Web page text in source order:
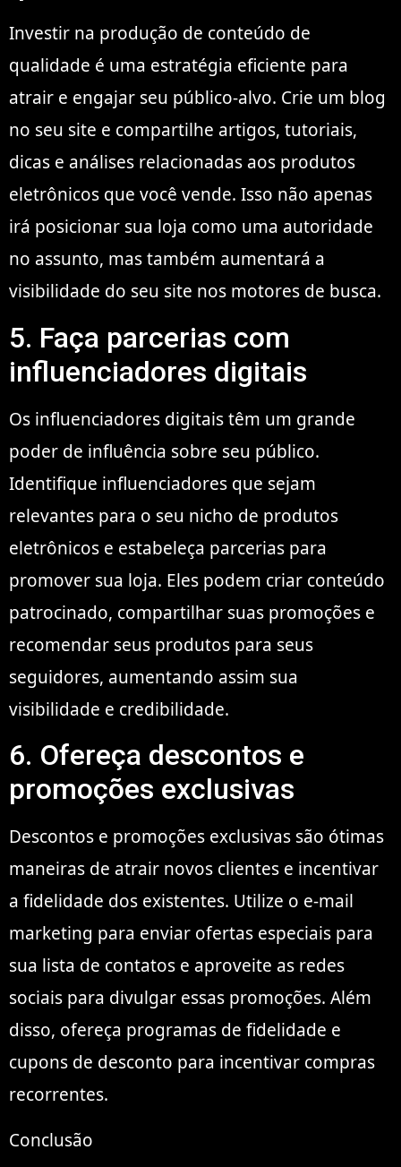
Investir na produção de conteúdo de
qualidade é uma estratégia eficiente para
atrair e engajar seu público-alvo. Crie um blog
no seu site e compartilhe artigos, tutoriais,
dicas e análises relacionadas aos produtos
eletrônicos que você vende. Isso não apenas
irá posicionar sua loja como uma autoridade
no assunto, mas também aumentará a
visibilidade do seu site nos motores de busca.
5. Faça parcerias com
influenciadores digitais
Os influenciadores digitais têm um grande
poder de influência sobre seu público.
Identifique influenciadores que sejam
relevantes para o seu nicho de produtos
eletrônicos e estabeleça parcerias para
promover sua loja. Eles podem criar conteúdo
patrocinado, compartilhar suas promoções e
recomendar seus produtos para seus
seguidores, aumentando assim sua
visibilidade e credibilidade.
6. Ofereça descontos e
promoções exclusivas
Descontos e promoções exclusivas são ótimas
maneiras de atrair novos clientes e incentivar
a fidelidade dos existentes. Utilize o e-mail
marketing para enviar ofertas especiais para
sua lista de contatos e aproveite as redes
sociais para divulgar essas promoções. Além
disso, ofereça programas de fidelidade e
cupons de desconto para incentivar compras
recorrentes.
Conclusão